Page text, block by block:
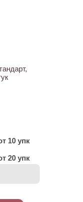
10 упк
20 упк